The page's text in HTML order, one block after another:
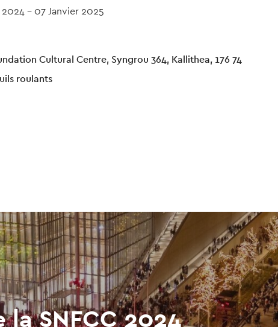
-07 Janvier 2025
Cultural Centre, Syngrou 364, Kallithea, 176 74
roulants
SNFCC 2024